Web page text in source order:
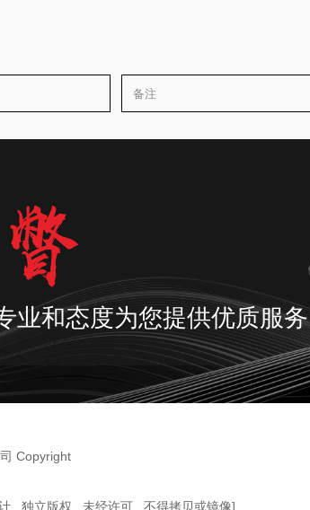
业和态度为您提供优质服务
Copyright
, 独立版权 , 未经许可 , 不得拷贝或镜像]